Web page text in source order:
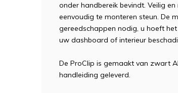
onder handbereik bevindt. Veilig
eenvoudig te monteren steun. De
gereedschappen nodig, u hoeft
uw dashboard of interieur
De ProClip is gemaakt van zwart
handleiding geleverd.